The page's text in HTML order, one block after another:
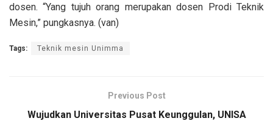
dosen. “Yang tujuh orang merupakan dosen Prodi Teknik
Mesin,” pungkasnya. (van)
Tags: Teknik mesin Unimma
Previous Post
Wujudkan Universitas Pusat Keunggulan, UNISA